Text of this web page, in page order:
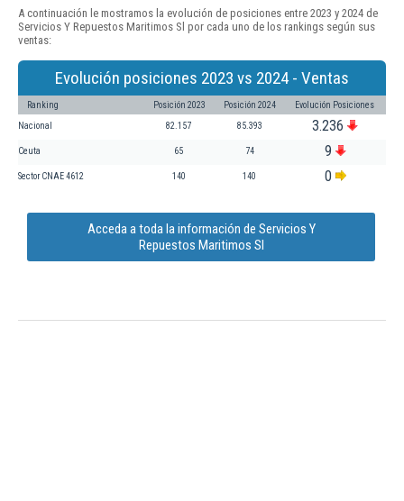
A continuación le mostramos la evolución de posiciones entre 2023 y 2024 de
Servicios Y Repuestos Maritimos Sl por cada uno de los rankings según sus
ventas:
Evolución posiciones 2023 vs 2024 - Ventas
Ranking Posición 2023 Posición 2024 Evolución Posiciones
Nacional 82.157 85.393 3.236
Ceuta 65 74 9
Sector CNAE 4612 140 140 0
Acceda a toda la información de Servicios Y
Repuestos Maritimos Sl